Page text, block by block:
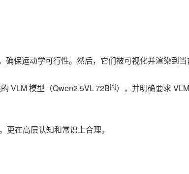
确保运动学可行性。然后，它们被可视化并渲染到
VLM 模型（Qwen2.5VL-72B[5]），并明确要求
在高层认知和常识上合理。